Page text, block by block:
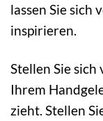
lassen Sie sich
inspirieren.
Stellen Sie
Ihrem
zieht. Stellen